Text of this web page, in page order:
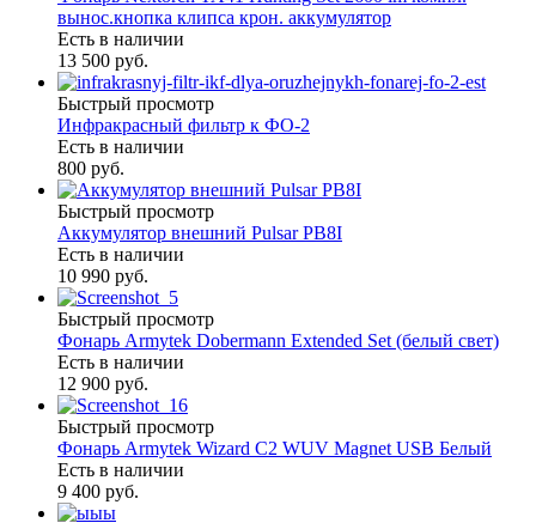
вынос.кнопка клипса крон. аккумулятор
Есть в наличии
13 500 руб.
Быстрый просмотр
Инфракрасный фильтр к ФО-2
Есть в наличии
800 руб.
Быстрый просмотр
Аккумулятор внешний Pulsar PB8I
Есть в наличии
10 990 руб.
Быстрый просмотр
Фонарь Armytek Dobermann Extended Set (белый свет)
Есть в наличии
12 900 руб.
Быстрый просмотр
Фонарь Armytek Wizard C2 WUV Magnet USB Белый
Есть в наличии
9 400 руб.